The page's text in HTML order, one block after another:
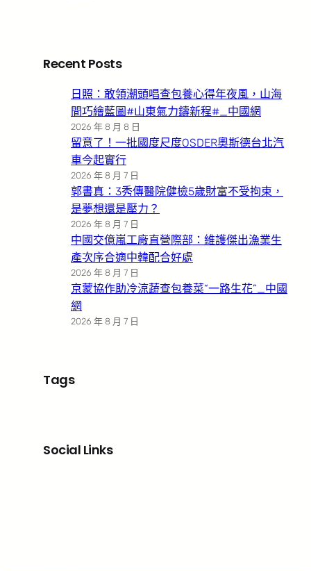
Recent Posts
日照：敢領潮頭唱查包養心得年夜風，山海
間巧繪藍圖#山東氣力鑄新程#_中國網
2026 年 8 月 8 日
留意了！一批國度尺度OSDER奧斯德台北汽
車今起實行
2026 年 8 月 7 日
郭書真：3秀傳醫院健檢5歲財富不受拘束，
是夢想還是壓力？
2026 年 8 月 7 日
中國交億嵐工廠直營際部：維護傑出漁業生
產次序合適中韓配合好處
2026 年 8 月 7 日
京蒙協作助冷涼蔬查包養菜“一路生花”_中國
網
2026 年 8 月 7 日
Tags
Social Links